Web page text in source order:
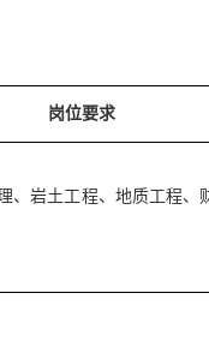
岗位要求
、岩土工程、地质工程、